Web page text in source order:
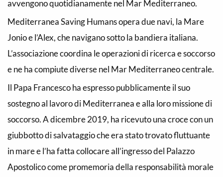
avvengono quotidianamente nel Mar Mediterraneo.
Mediterranea Saving Humans opera due navi, la Mare
Jonio e l’Alex, che navigano sotto la bandiera italiana.
L’associazione coordina le operazioni di ricerca e soccorso
e ne ha compiute diverse nel Mar Mediterraneo centrale.
Il Papa Francesco ha espresso pubblicamente il suo
sostegno al lavoro di Mediterranea e alla loro missione di
soccorso. A dicembre 2019, ha ricevuto una croce con un
giubbotto di salvataggio che era stato trovato fluttuante
in mare e l’ha fatta collocare all’ingresso del Palazzo
Apostolico come promemoria della responsabilità morale